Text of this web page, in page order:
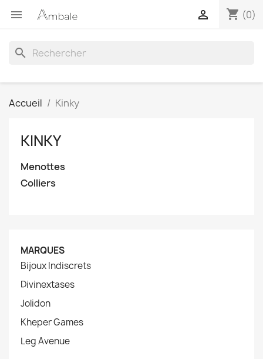
 shopping_cart (0)

search
Accueil Kinky
KINKY
Menottes
Colliers
MARQUES
Bijoux Indiscrets
Divinextases
Jolidon
Kheper Games
Leg Avenue